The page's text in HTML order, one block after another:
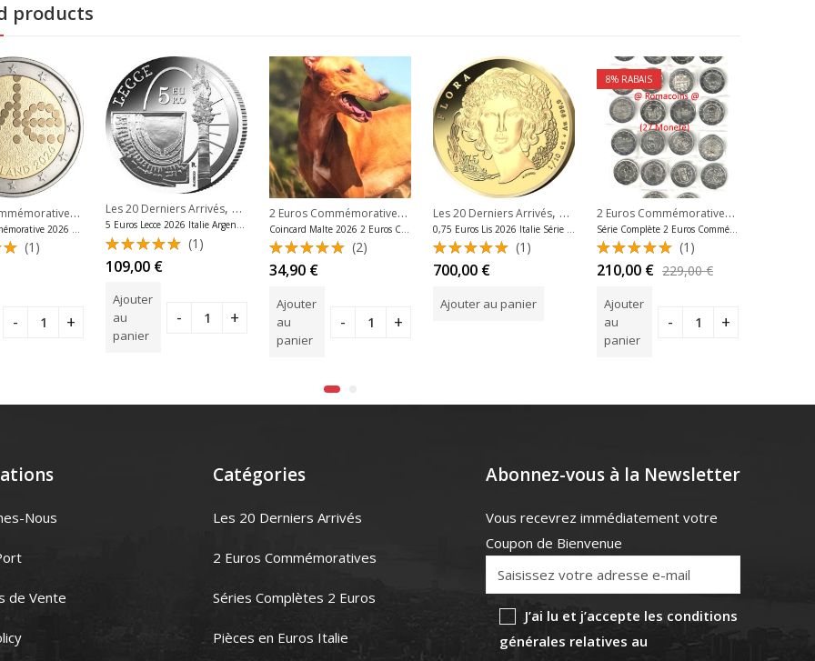
products
Arrivés Vatican,Les 20 Derniers Arrivés Pièces Siège Vacant Vatican
2 Euros Commémoratives 2026 ,2 Euros Commémoratives Finlande,Les 20 Derniers Arrivés
2 Euros Commémorative 2026 Yle Broadcasting Finlande Unc
(1)
Les 20 Derniers Arrivés, Pièces Argent Italie Euros
5 Euros Lecce 2026 Italie Argent Belle Épreuve
Note
5.00sur
(1)
109,00 €
Ajouter
au
panier
2 Euros Commémoratives 2026 ,2 Euros Commémoratives Malte ,Les 20 Derniers Arrivés
Coincard Malte 2026 2 Euros Commémorative Chien
Note
5.00 sur
(2)
34,90 €
Ajouter
au
panier
Les 20 Derniers Arrivés, Pièces Or Italie Euros
0,75 Euros Lis 2026 Italie Série Flore Or 999,9 Bu
Note
5.00sur
(1)
700,00 €
Ajouter au panier
8% RABAIS
2 Euros Commémoratives 2025
Série Complète 2 Euros Commémoratives 2025 27 Pièces
Note
5.00sur
(1)
210,00 € 229,00€
Ajouter
au
panier
Nous
de Vente
Catégories
Les 20 Derniers Arrivés
2 Euros Commémoratives
Séries Complètes 2 Euros
Pièces en Euros Italie
Abonnez-vous à la Newsletter
Vous recevrez immédiatement votre
Coupon de Bienvenue
J’ai lu et j’accepte les conditions
générales relatives au